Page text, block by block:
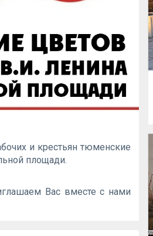
и крестьян тюменские
площади.
Вас вместе с нами